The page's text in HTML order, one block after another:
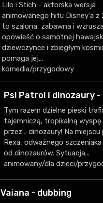
Lilo i Stich - aktorska wersja
animowanego hitu Disney'a z
to szalona, zabawna i
opowieść o samotnej
dziewczynce i zbiegłym
pomaga jej...
komedia/przygodowy
Psi Patrol i dinozaury -
Tym razem dzielne pieski
tajemniczą, tropikalną wyspę
przez… dinozaury! Na miejscu
Rexa, odważnego
od dinozaurów. Sytuacja...
animowany/dla dzieci/
Vaiana - dubbing